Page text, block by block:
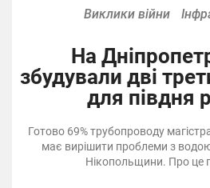
Виклики війни
На
збудували дві
для півдня
Готово 69% трубопроводу
має вирішити проблеми з
Нікопольщини. Про це